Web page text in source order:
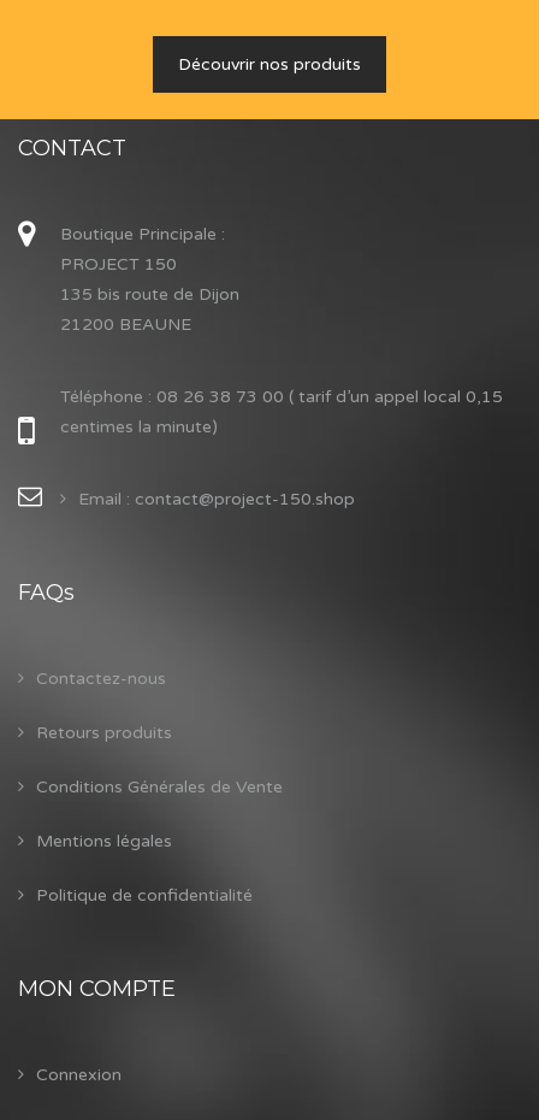
Découvrir nos produits
CONTACT
Boutique Principale :
PROJECT 150
135 bis route de Dijon
21200 BEAUNE
Téléphone : 08 26 38 73 00 ( tarif d’un appel local 0,15
centimes la minute)
Email : contact@project-150.shop
FAQs
Contactez-nous
Retours produits
Conditions Générales de Vente
Mentions légales
Politique de confidentialité
MON COMPTE
Connexion